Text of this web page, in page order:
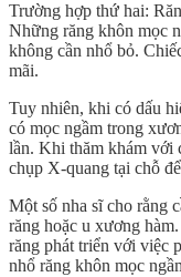
Trường hợp thứ hai:
Những răng khôn mọc
không cần nhổ bỏ.
mãi.
Tuy nhiên, khi có dấu
có mọc ngầm trong
lần. Khi thăm khám với
chụp X-quang tại chỗ
Một số nha sĩ cho rằng
răng hoặc u xương
răng phát triển với việc
nhổ răng khôn mọc